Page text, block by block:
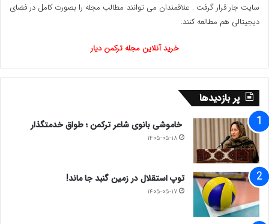
سایت جار قرار گرفت . علاقمندان می توانند مطالب مجله را بصورت کامل در فضای
دیجیتالی هم مطالعه کنند.
خرید آنلاین مجله ترکمن دیار
پر بازدیدها
خاموشی بانوی شاعر ترکمن ؛ طواق خدمتگذار
۱۴۰۵-۰۵-۱۸
توپ استقلال در زمین گنبد جا ماند!
۱۴۰۵-۰۵-۱۷